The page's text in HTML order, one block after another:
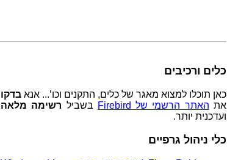
כלים ורכיבים
כאן תוכלו למצוא מאגר של כלים, התקנים וכו’... אנא בדקו
את האתר הרשמי של Firebird בשביל רשימה מלאה
ועדכנית יותר.
כלי ניהול גרפיים